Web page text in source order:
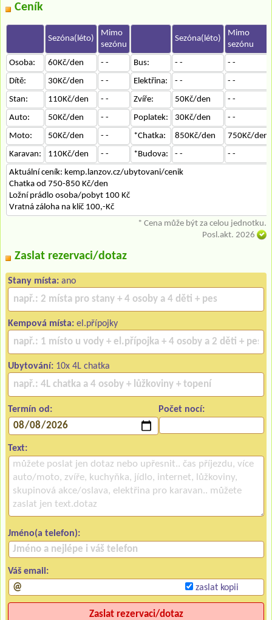
Ceník
Sezóna(léto)
Mimo
sezónu
Sezóna(léto)
Mimo
sezónu
Osoba:
60Kč/den - - Bus: - -
- -
Dítě:
30Kč/den - - Elektřina: - -
- -
Stan:
110Kč/den - - Zvíře: 50Kč/den
- -
Auto:
50Kč/den - - Poplatek: 30Kč/den
- -
Moto:
50Kč/den - - *Chatka: 850Kč/den
750Kč/den
Karavan:
110Kč/den - - *Budova: - -
- -
Aktuální ceník: kemp.lanzov.cz/ubytovani/cenik
Chatka od 750-850 Kč/den
Ložní prádlo osoba/pobyt 100 Kč
Vratná záloha na klíč 100,-Kč
* Cena může být za celou jednotku.
Posl.akt. 2026
Zaslat rezervaci/dotaz
Stany místa: ano
Kempová místa: el.přípojky
Ubytování: 10x 4L chatka
Termín od: Počet nocí:
Text:
Jméno(a telefon):
Váš email:
zaslat kopii